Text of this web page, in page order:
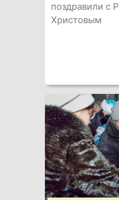
поздравили с
Христовым